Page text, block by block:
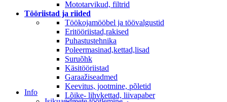
Mototarvikud, filtrid
Tööriistad ja riided
Töökojamööbel ja töövalgustid
Eritööriistad,rakised
Puhastustehnika
Poleermasinad,kettad,lisad
Suruõhk
Käsitööriistad
Garaažiseadmed
Keevitus, jootmine, põletid
Lõike- lihvkettad, liivapaber
Info